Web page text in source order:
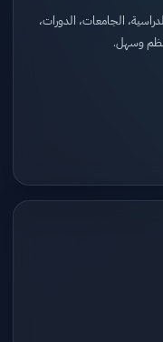
الجامعات، الدورات،
وسهل.